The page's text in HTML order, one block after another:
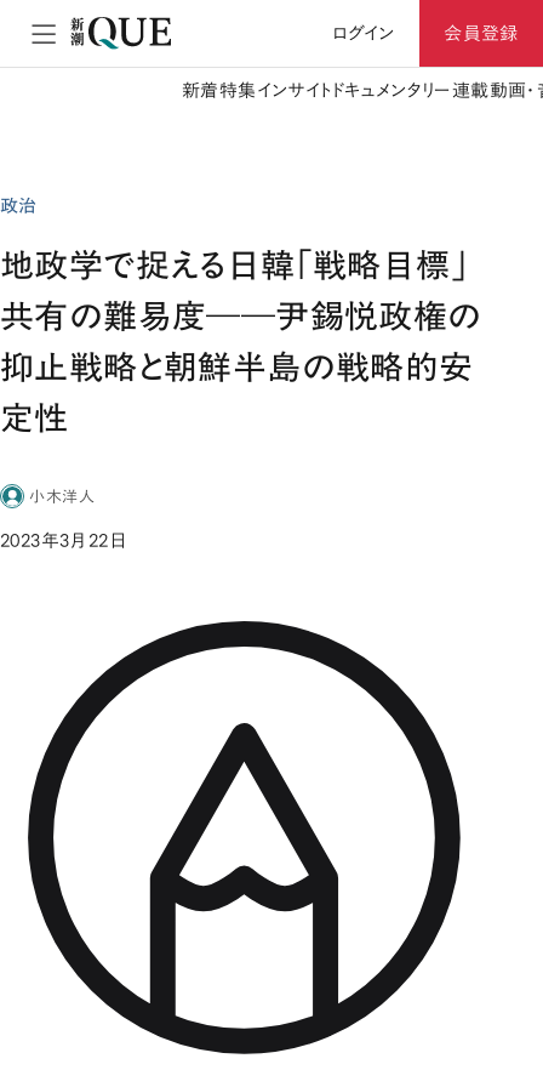
ログイン 会員登録
新着特集 インサイト ドキュメンタリー 連載動画
政治
地政学で捉える日韓「戦略目標」
共有の難易度――尹錫悦政権の
抑止戦略と朝鮮半島の戦略的安
定性
小木洋人
2023年3月22日